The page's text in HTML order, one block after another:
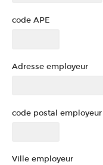
code APE
Adresse employeur
code postal employeur
Ville employeur